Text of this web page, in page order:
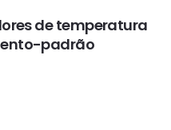
de temperatura
padrão